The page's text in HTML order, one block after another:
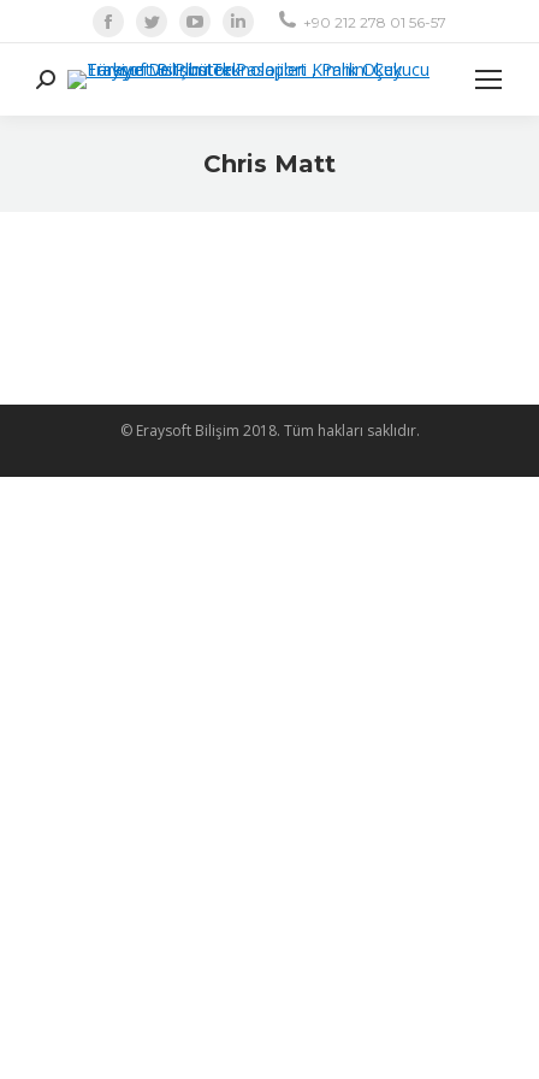
Facebook
Twitter YoutubeLinkedin+90 212 278 01 56-57
Ara:
Chris Matt
© Eraysoft Bilişim 2018. Tüm hakları saklıdır.